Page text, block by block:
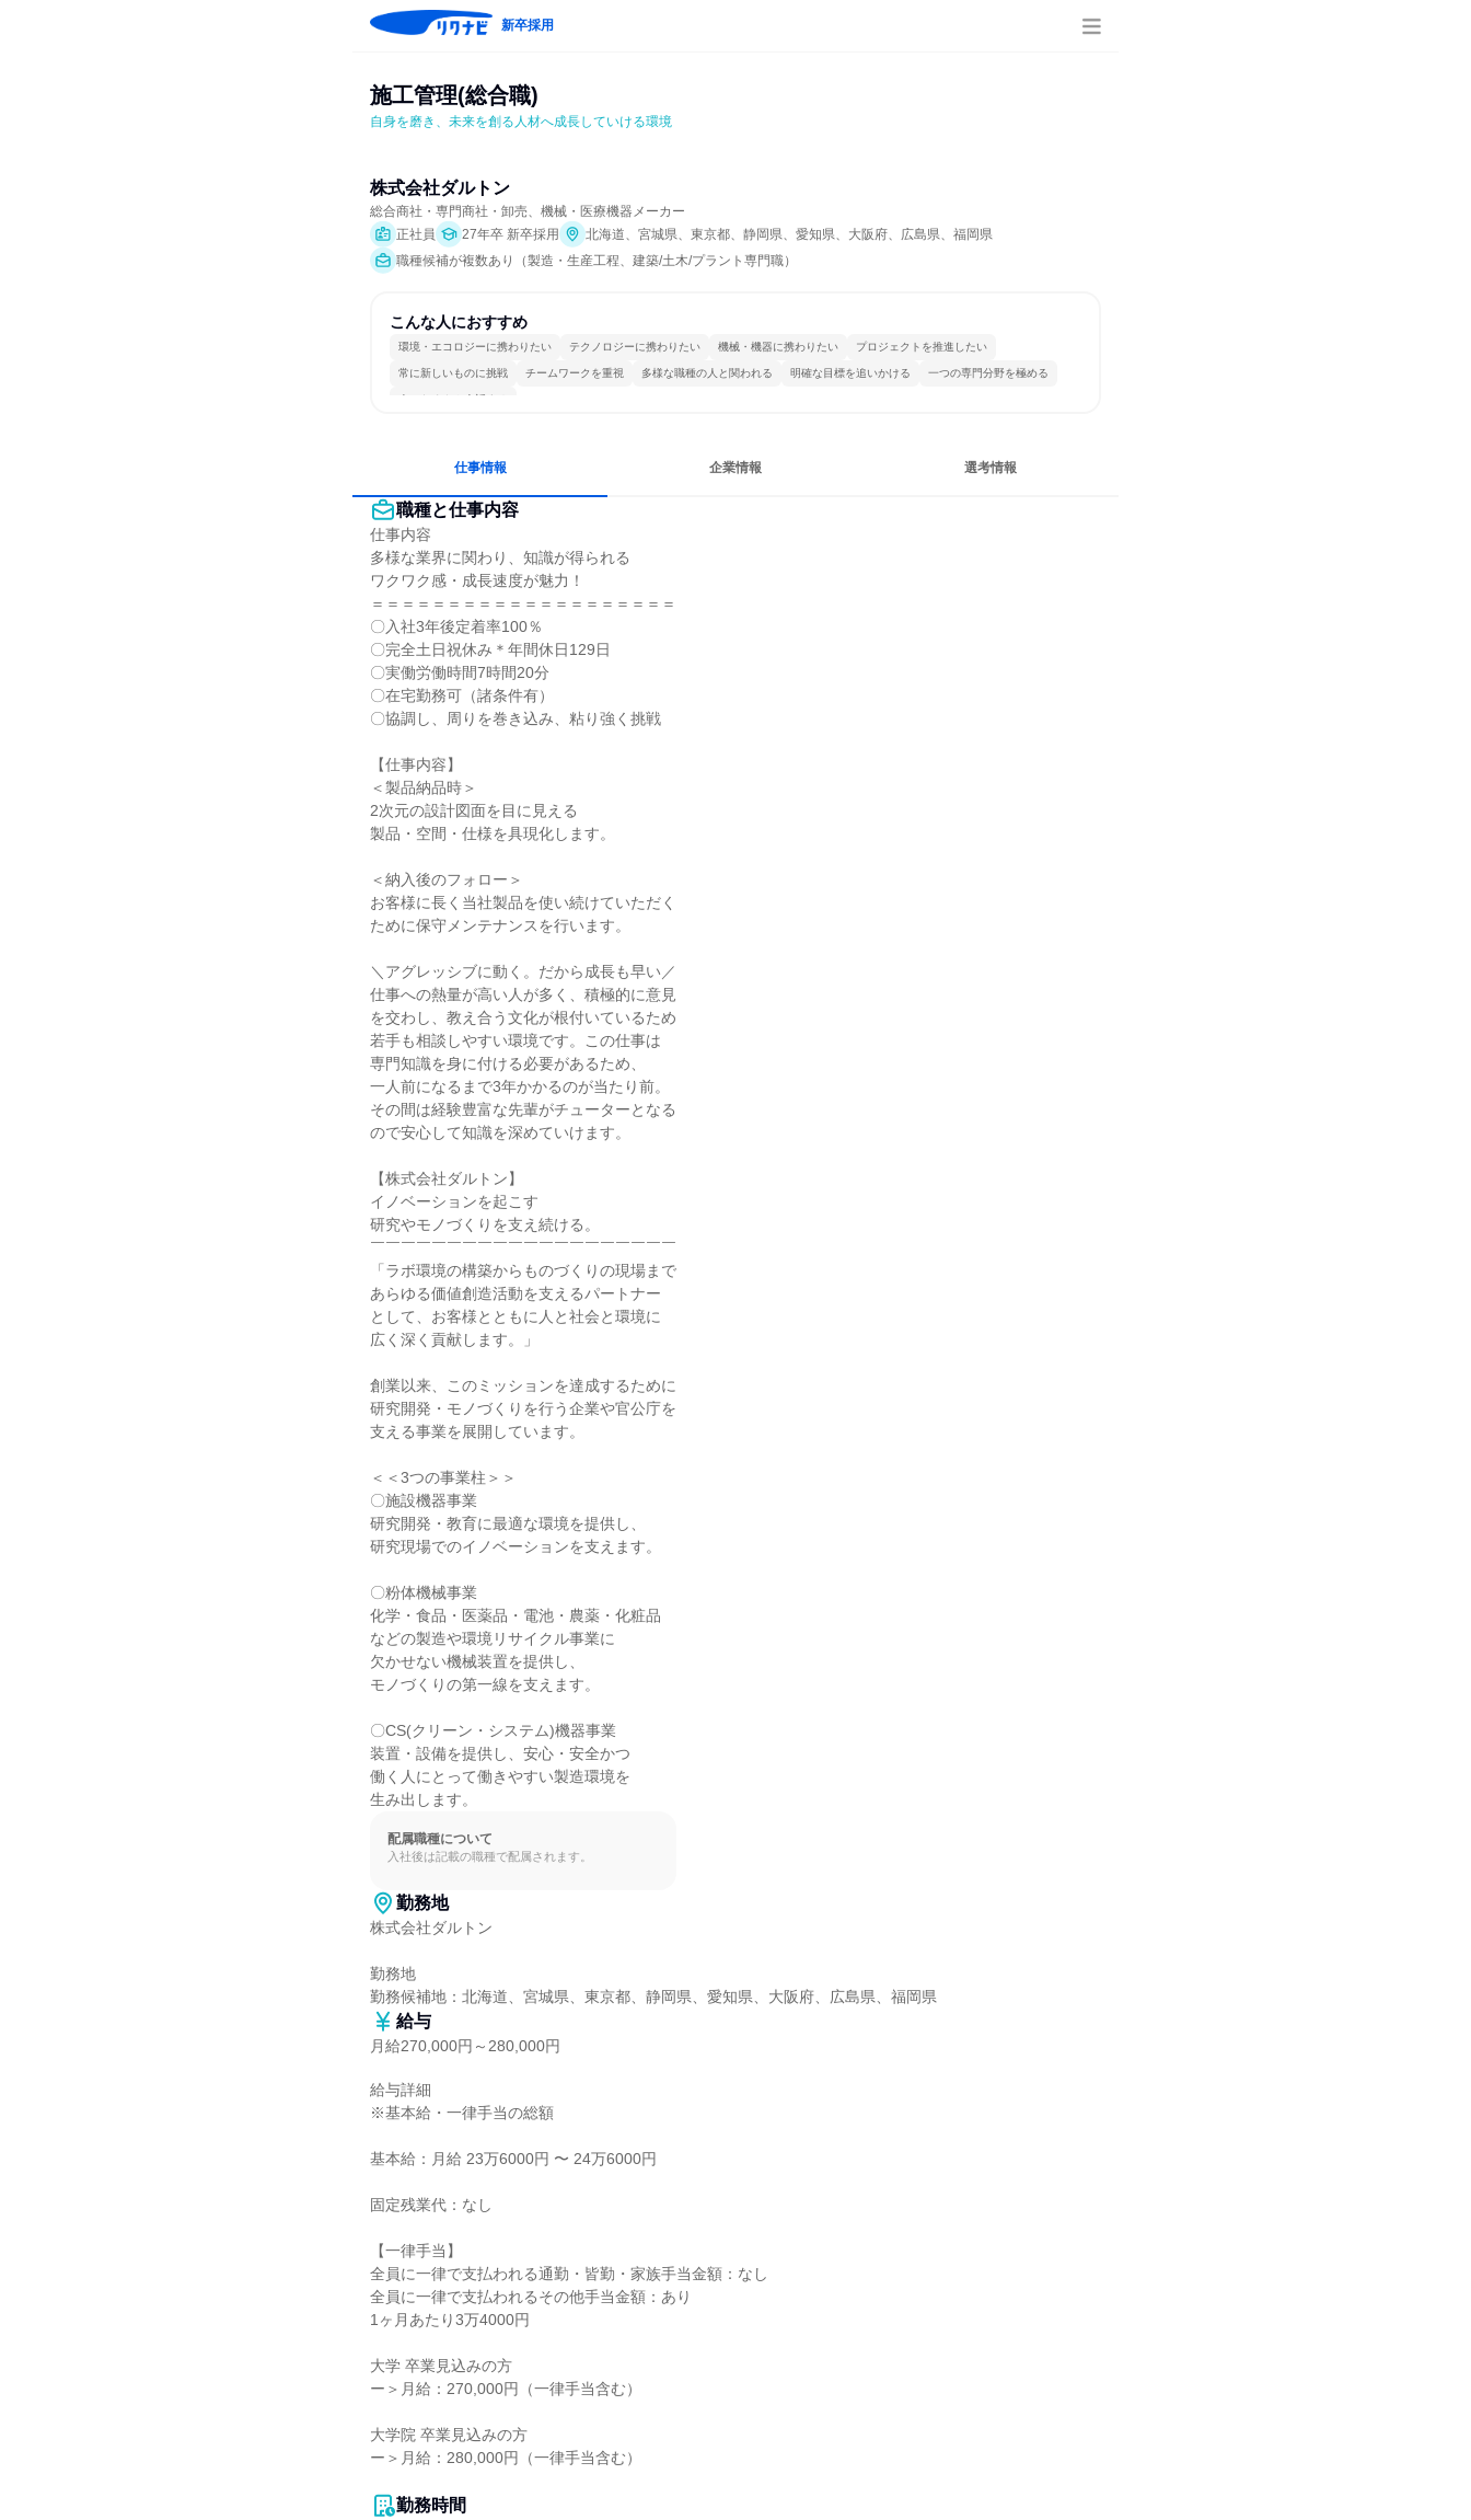
新卒採用
施工管理(総合職)
自身を磨き、未来を創る人材へ成長していける環境
株式会社ダルトン
総合商社・専門商社・卸売、機械・医療機器メーカー
正社員
27年卒 新卒採用
北海道、宮城県、東京都、静岡県、愛知県、大阪府、広島県、福岡県
職種候補が複数あり（製造・生産工程、建築/土木/プラント専門職）
こんな人におすすめ
環境・エコロジーに携わりたい テクノロジーに携わりたい 機械・機器に携わりたい プロジェクトを推進したい
常に新しいものに挑戦 チームワークを重視 多様な職種の人と関われる 明確な目標を追いかける 一つの専門分野を極める
人とたくさん会話する
仕事情報 企業情報 選考情報
職種と仕事内容
仕事内容
多様な業界に関わり、知識が得られる
ワクワク感・成長速度が魅力！
＝＝＝＝＝＝＝＝＝＝＝＝＝＝＝＝＝＝＝＝
〇入社3年後定着率100％
〇完全土日祝休み＊年間休日129日
〇実働労働時間7時間20分
〇在宅勤務可（諸条件有）
〇協調し、周りを巻き込み、粘り強く挑戦
【仕事内容】
＜製品納品時＞
2次元の設計図面を目に見える
製品・空間・仕様を具現化します。
＜納入後のフォロー＞
お客様に長く当社製品を使い続けていただく
ために保守メンテナンスを行います。
＼アグレッシブに動く。だから成長も早い／
仕事への熱量が高い人が多く、積極的に意見
を交わし、教え合う文化が根付いているため
若手も相談しやすい環境です。この仕事は
専門知識を身に付ける必要があるため、
一人前になるまで3年かかるのが当たり前。
その間は経験豊富な先輩がチューターとなる
ので安心して知識を深めていけます。
【株式会社ダルトン】
イノベーションを起こす
研究やモノづくりを支え続ける。
￣￣￣￣￣￣￣￣￣￣￣￣￣￣￣￣￣￣￣￣
「ラボ環境の構築からものづくりの現場まで
あらゆる価値創造活動を支えるパートナー
として、お客様とともに人と社会と環境に
広く深く貢献します。」
創業以来、このミッションを達成するために
研究開発・モノづくりを行う企業や官公庁を
支える事業を展開しています。
＜＜3つの事業柱＞＞
〇施設機器事業
研究開発・教育に最適な環境を提供し、
研究現場でのイノベーションを支えます。
〇粉体機械事業
化学・食品・医薬品・電池・農薬・化粧品
などの製造や環境リサイクル事業に
欠かせない機械装置を提供し、
モノづくりの第一線を支えます。
〇CS(クリーン・システム)機器事業
装置・設備を提供し、安心・安全かつ
働く人にとって働きやすい製造環境を
生み出します。
配属職種について
入社後は記載の職種で配属されます。
勤務地
株式会社ダルトン
勤務地
勤務候補地：北海道、宮城県、東京都、静岡県、愛知県、大阪府、広島県、福岡県
給与
月給270,000円～280,000円
給与詳細
※基本給・一律手当の総額
基本給：月給 23万6000円 〜 24万6000円
固定残業代：なし
【一律手当】
全員に一律で支払われる通勤・皆勤・家族手当金額：なし
全員に一律で支払われるその他手当金額：あり
1ヶ月あたり3万4000円
大学 卒業見込みの方
ー＞月給：270,000円（一律手当含む）
大学院 卒業見込みの方
ー＞月給：280,000円（一律手当含む）
勤務時間